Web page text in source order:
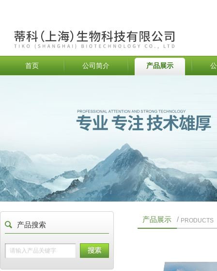
首页 公司简介 产品展示
产品搜索
产品展示 / PRODUCTS